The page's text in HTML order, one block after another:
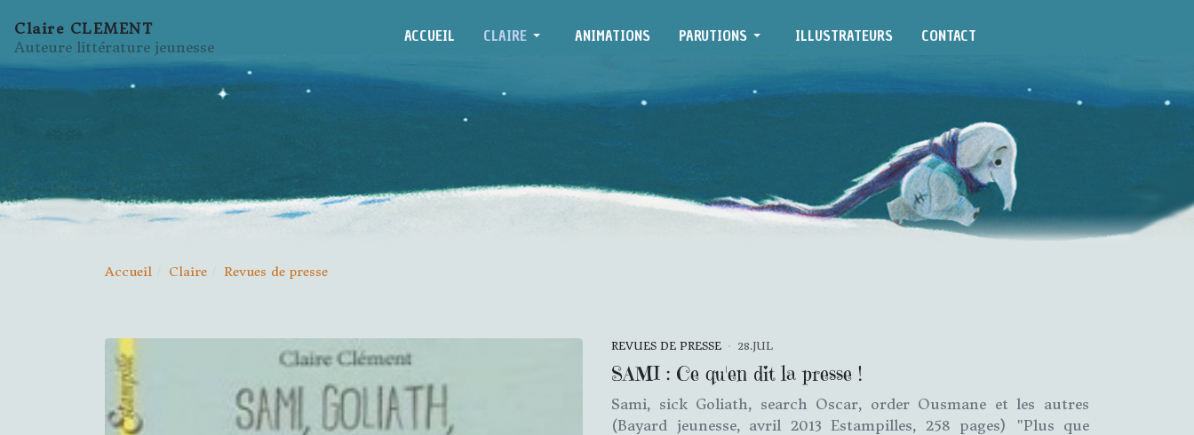
Claire CLEMENT
Auteure littérature jeunesse
ACCUEIL CLAIRE ANIMATIONS PARUTIONS ILLUSTRATEURS CONTACT
Accueil Claire Revues de presse
REVUES DE PRESSE 28.JUL
SAMI : Ce qu'en dit la presse !
Sami, sick Goliath, search Oscar, order Ousmane et les autres
(Bayard jeunesse, avril 2013 Estampilles, 258 pages) "Plus que